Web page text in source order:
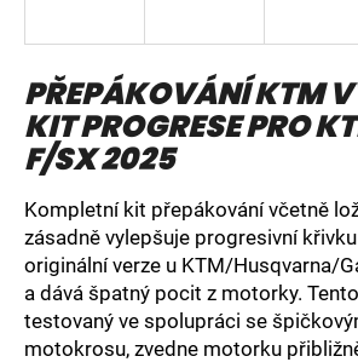
PŘEPÁKOVÁNÍ KTM
KIT PROGRESE PRO
F/SX 2025
Kompletní kit přepákování včetně
zásadně vylepšuje progresivní
originální verze u KTM/Husqvarna/
a dává špatný pocit z motorky.
testovaný ve spolupráci se
motokrosu, zvedne motorku
í
t
?
HLEDAT